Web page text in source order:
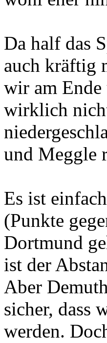
Da half das
auch kräftig
wir am Ende
wirklich
und Meggle
Es ist
(Punkte
Dortmund
ist der
Aber
sicher, dass
werden.